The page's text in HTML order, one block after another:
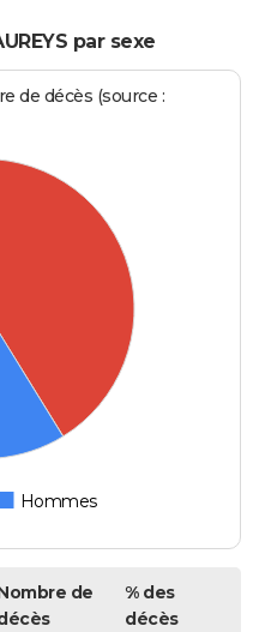
par sexe
de décès (source :
Hommes
de
% des
décès